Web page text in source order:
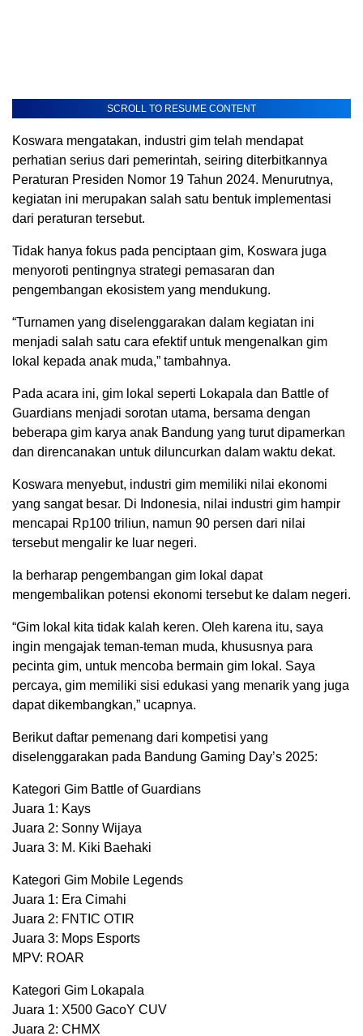
SCROLL TO RESUME CONTENT
Koswara mengatakan, industri gim telah mendapat
perhatian serius dari pemerintah, seiring diterbitkannya
Peraturan Presiden Nomor 19 Tahun 2024. Menurutnya,
kegiatan ini merupakan salah satu bentuk implementasi
dari peraturan tersebut.
Tidak hanya fokus pada penciptaan gim, Koswara juga
menyoroti pentingnya strategi pemasaran dan
pengembangan ekosistem yang mendukung.
“Turnamen yang diselenggarakan dalam kegiatan ini
menjadi salah satu cara efektif untuk mengenalkan gim
lokal kepada anak muda,” tambahnya.
Pada acara ini, gim lokal seperti Lokapala dan Battle of
Guardians menjadi sorotan utama, bersama dengan
beberapa gim karya anak Bandung yang turut dipamerkan
dan direncanakan untuk diluncurkan dalam waktu dekat.
Koswara menyebut, industri gim memiliki nilai ekonomi
yang sangat besar. Di Indonesia, nilai industri gim hampir
mencapai Rp100 triliun, namun 90 persen dari nilai
tersebut mengalir ke luar negeri.
Ia berharap pengembangan gim lokal dapat
mengembalikan potensi ekonomi tersebut ke dalam negeri.
“Gim lokal kita tidak kalah keren. Oleh karena itu, saya
ingin mengajak teman-teman muda, khususnya para
pecinta gim, untuk mencoba bermain gim lokal. Saya
percaya, gim memiliki sisi edukasi yang menarik yang juga
dapat dikembangkan,” ucapnya.
Berikut daftar pemenang dari kompetisi yang
diselenggarakan pada Bandung Gaming Day’s 2025:
Kategori Gim Battle of Guardians
Juara 1: Kays
Juara 2: Sonny Wijaya
Juara 3: M. Kiki Baehaki
Kategori Gim Mobile Legends
Juara 1: Era Cimahi
Juara 2: FNTIC OTIR
Juara 3: Mops Esports
MPV: ROAR
Kategori Gim Lokapala
Juara 1: X500 GacoY CUV
Juara 2: CHMX